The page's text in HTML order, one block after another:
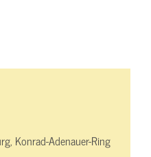
Konrad-Adenauer-Ring